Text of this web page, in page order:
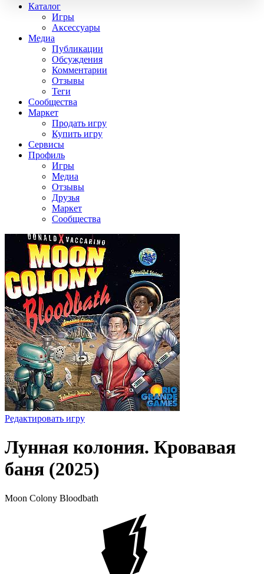
Каталог
Игры
Аксессуары
Медиа
Публикации
Обсуждения
Комментарии
Отзывы
Теги
Сообщества
Маркет
Продать игру
Купить игру
Сервисы
Профиль
Игры
Медиа
Отзывы
Друзья
Маркет
Сообщества
Редактировать игру
Лунная колония. Кровавая
баня (2025)
Moon Colony Bloodbath